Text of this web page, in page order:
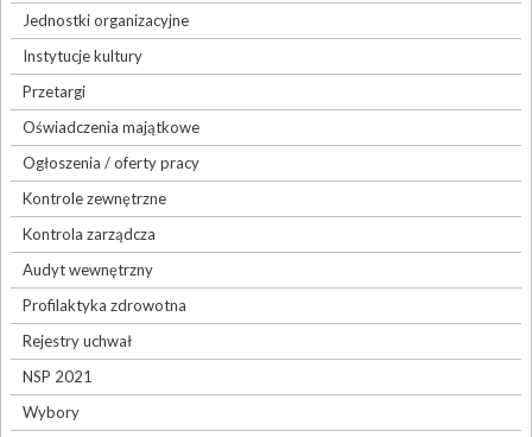
Jednostki organizacyjne
Instytucje kultury
Przetargi
Oświadczenia majątkowe
Ogłoszenia / oferty pracy
Kontrole zewnętrzne
Kontrola zarządcza
Audyt wewnętrzny
Profilaktyka zdrowotna
Rejestry uchwał
NSP 2021
Wybory